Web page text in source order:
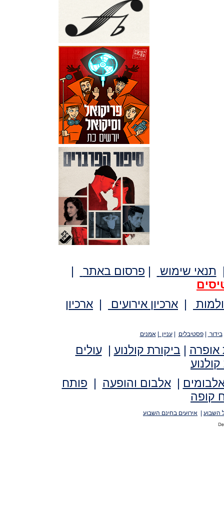
תנאי שימוש | פרסום באתר
|
| ארכיון אירועים | ארכיון
בידור |פסטיבלים |עניין |אמנים
אופרה | ביקורת קולנוע |עולים
קולנוע
|אלבום והופעה | פותח
קופה
השבוע אירועים בחינם השבוע